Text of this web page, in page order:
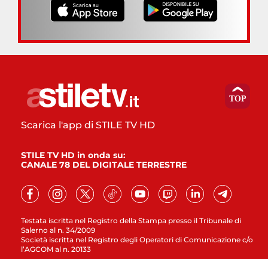
Testata iscritta nel Registro della Stampa presso il Tribunale di
Salerno al n. 34/2009
Società iscritta nel Registro degli Operatori di Comunicazione c/o
l’AGCOM al n. 20133
Scarica l'app di STILE TV HD
STILE TV HD in onda su:
CANALE 78 DEL DIGITALE TERRESTRE